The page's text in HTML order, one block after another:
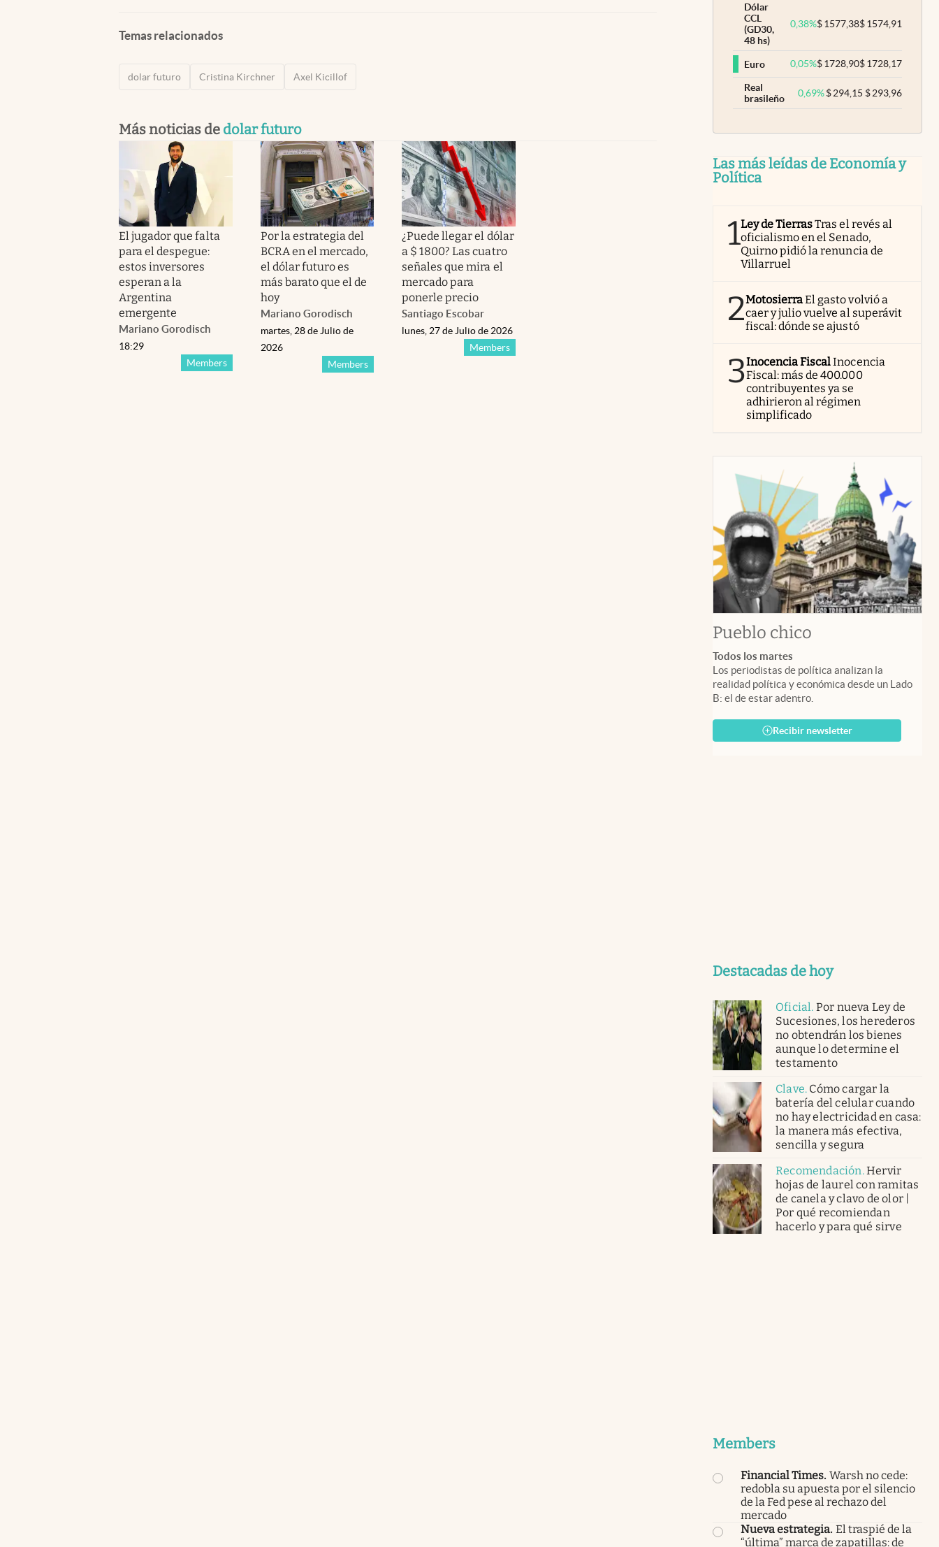
Temas relacionados
dolar futuro Cristina Kirchner Axel Kicillof
Más noticias de dolar futuro
El jugador que falta
para el despegue:
estos inversores
esperan a la
Argentina
emergente
Mariano Gorodisch
Members
18:29
Por la estrategia del
BCRA en el mercado,
el dólar futuro es
más barato que el de
hoy
Mariano Gorodisch
Members
martes, 28 de Julio de
2026
¿Puede llegar el dólar
a $ 1800? Las cuatro
señales que mira el
mercado para
ponerle precio
Santiago Escobar
Members
lunes, 27 de Julio de 2026
Dólar
CCL
(GD30,
48 hs)
0,38%$1577,38$1574,91
Euro 0,05%$1728,90$1728,17
Real
brasileño
0,69% $294,15 $293,96
Las más leídas de Economía y
Política
1Ley de TierrasTras el revés al
oficialismo en el Senado,
Quirno pidió la renuncia de
Villarruel
2MotosierraEl gasto volvió a
caer y julio vuelve al superávit
fiscal: dónde se ajustó
3Inocencia FiscalInocencia
Fiscal: más de 400.000
contribuyentes ya se
adhirieron al régimen
simplificado
Pueblo chico
Todos los martes
Los periodistas de política analizan la
realidad política y económica desde un Lado
B: el de estar adentro.
Recibir newsletter
Destacadas de hoy
Oficial. Por nueva Ley de
Sucesiones, los herederos
no obtendrán los bienes
aunque lo determine el
testamento
Clave. Cómo cargar la
batería del celular cuando
no hay electricidad en casa:
la manera más efectiva,
sencilla y segura
Recomendación.Hervir
hojas de laurel con ramitas
de canela y clavo de olor |
Por qué recomiendan
hacerlo y para qué sirve
Members
Financial Times. Warsh no cede:
redobla su apuesta por el silencio
de la Fed pese al rechazo del
mercado
Nueva estrategia. El traspié de la
“última” marca de zapatillas: de